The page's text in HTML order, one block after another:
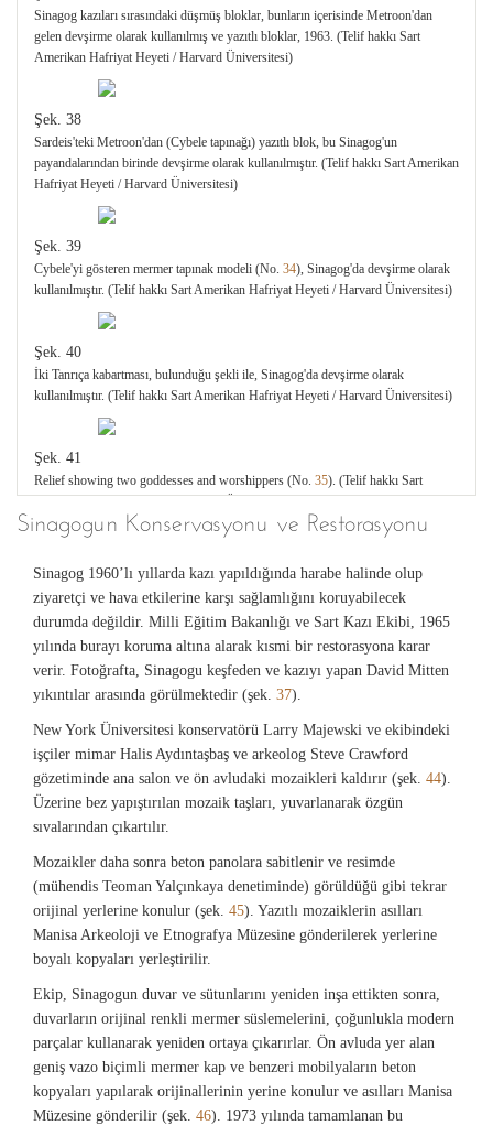
Sinagog kazıları sırasındaki düşmüş bloklar, bunların içerisinde Metroon'dan
gelen devşirme olarak kullanılmış ve yazıtlı bloklar, 1963. (Telif hakkı Sart
Amerikan Hafriyat Heyeti / Harvard Üniversitesi)
Şek. 38
Sardeis'teki Metroon'dan (Cybele tapınağı) yazıtlı blok, bu Sinagog'un
payandalarından birinde devşirme olarak kullanılmıştır. (Telif hakkı Sart Amerikan
Hafriyat Heyeti / Harvard Üniversitesi)
Şek. 39
Cybele'yi gösteren mermer tapınak modeli (No. 34), Sinagog'da devşirme olarak
kullanılmıştır. (Telif hakkı Sart Amerikan Hafriyat Heyeti / Harvard Üniversitesi)
Şek. 40
İki Tanrıça kabartması, bulunduğu şekli ile, Sinagog'da devşirme olarak
kullanılmıştır. (Telif hakkı Sart Amerikan Hafriyat Heyeti / Harvard Üniversitesi)
Şek. 41
Relief showing two goddesses and worshippers (No. 35). (Telif hakkı Sart
Şek. 42
Bilinmeyen bir Anadolu dilindeki yazıt, Sinagog'da devşirme olarak kullanılmıştır,
1963'te bulunduğu şekli ile. (Telif hakkı Sart Amerikan Hafriyat Heyeti / Harvard
Üniversitesi)
Şek. 43
Sinagogun Konservasyonu ve Restorasyonu
Sinagog 1960’lı yıllarda kazı yapıldığında harabe halinde olup
ziyaretçi ve hava etkilerine karşı sağlamlığını koruyabilecek
durumda değildir. Milli Eğitim Bakanlığı ve Sart Kazı Ekibi, 1965
yılında burayı koruma altına alarak kısmi bir restorasyona karar
verir. Fotoğrafta, Sinagogu keşfeden ve kazıyı yapan David Mitten
yıkıntılar arasında görülmektedir (şek. 37).
New York Üniversitesi konservatörü Larry Majewski ve ekibindeki
işçiler mimar Halis Aydıntaşbaş ve arkeolog Steve Crawford
gözetiminde ana salon ve ön avludaki mozaikleri kaldırır (şek. 44).
Üzerine bez yapıştırılan mozaik taşları, yuvarlanarak özgün
sıvalarından çıkartılır.
Mozaikler daha sonra beton panolara sabitlenir ve resimde
(mühendis Teoman Yalçınkaya denetiminde) görüldüğü gibi tekrar
orijinal yerlerine konulur (şek. 45). Yazıtlı mozaiklerin asılları
Manisa Arkeoloji ve Etnografya Müzesine gönderilerek yerlerine
boyalı kopyaları yerleştirilir.
Ekip, Sinagogun duvar ve sütunlarını yeniden inşa ettikten sonra,
duvarların orijinal renkli mermer süslemelerini, çoğunlukla modern
parçalar kullanarak yeniden ortaya çıkarırlar. Ön avluda yer alan
geniş vazo biçimli mermer kap ve benzeri mobilyaların beton
kopyaları yapılarak orijinallerinin yerine konulur ve asılları Manisa
Müzesine gönderilir (şek. 46). 1973 yılında tamamlanan bu